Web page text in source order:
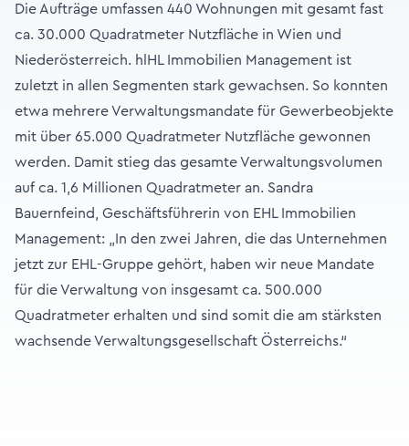
Die Aufträge umfassen 440 Wohnungen mit gesamt fast
ca. 30.000 Quadratmeter Nutzfläche in Wien und
Niederösterreich. hlHL Immobilien Management ist
zuletzt in allen Segmenten stark gewachsen. So konnten
etwa mehrere Verwaltungsmandate für Gewerbeobjekte
mit über 65.000 Quadratmeter Nutzfläche gewonnen
werden. Damit stieg das gesamte Verwaltungsvolumen
auf ca. 1,6 Millionen Quadratmeter an. Sandra
Bauernfeind, Geschäftsführerin von EHL Immobilien
Management: „In den zwei Jahren, die das Unternehmen
jetzt zur EHL-Gruppe gehört, haben wir neue Mandate
für die Verwaltung von insgesamt ca. 500.000
Quadratmeter erhalten und sind somit die am stärksten
wachsende Verwaltungsgesellschaft Österreichs.“